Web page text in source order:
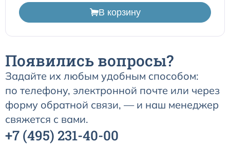
В корзину
Появились вопросы?
Задайте их любым удобным способом:
по телефону, электронной почте или через
форму обратной связи, — и наш менеджер
свяжется с вами.
+7 (495) 231-40-00
Расходные материалы к аппаратам ИВЛ Mindray
Расходные материалы к аппаратам Comen
Расходные материалы для ИВЛ Puritan Bennett
Расходные материалы к аппаратам Philips